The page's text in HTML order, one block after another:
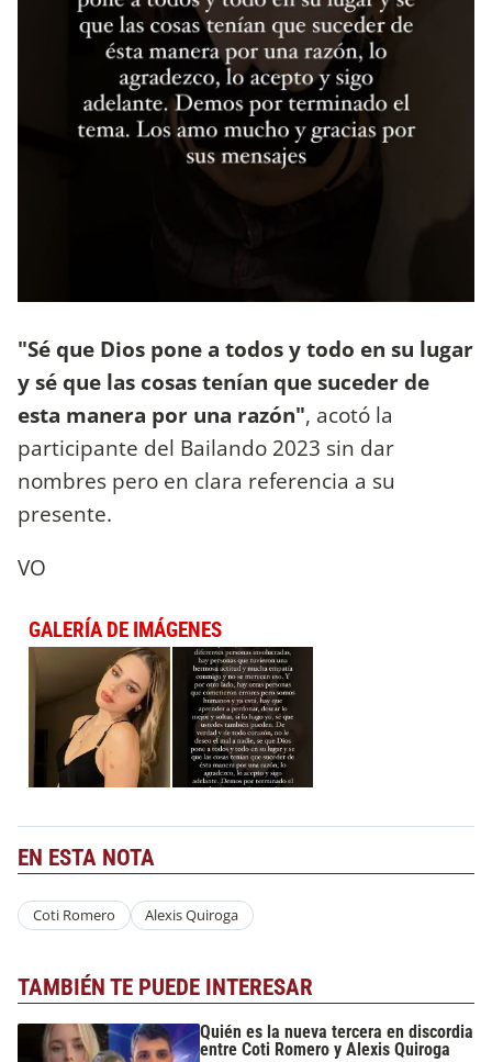
"Sé que Dios pone a todos y todo en su lugar
y sé que las cosas tenían que suceder de
esta manera por una razón", acotó la
participante del Bailando 2023 sin dar
nombres pero en clara referencia a su
presente.
VO
GALERÍA DE IMÁGENES
EN ESTA NOTA
Coti Romero Alexis Quiroga
TAMBIÉN TE PUEDE INTERESAR
Quién es la nueva tercera en discordia
entre Coti Romero y Alexis Quiroga